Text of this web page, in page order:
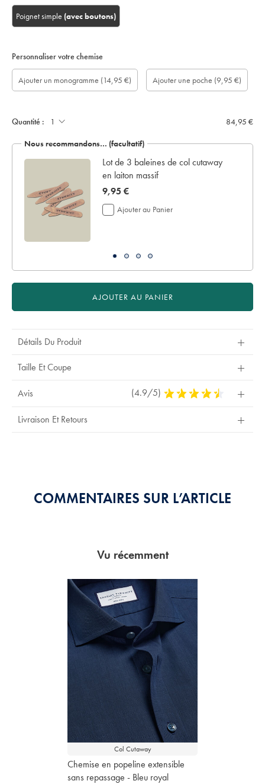
Poignet simple (avec boutons)
Personnaliser votre chemise
longueur
manche
Ajouter
écrin
Monogram
option:
Ajouter un monogramme (14,95 €)
Monogram
Colour:
Monogram
Font:
Monogram
Location:
Ajouter
une
poche:
Ajouter une poche (9,95 €)
Quantité : 84,95 €
Nous recommandons… (facultatif)
Lot de 3 baleines de col cutaway
en laiton massif
now
9,95
€
9,95 €
Ajouter au Panier
AJOUTER AU PANIER
Détails Du Produit
Taille Et Coupe
Avis (4.9/5) 4,9
Stars
Livraison Et Retours
COMMENTAIRES SUR L’ARTICLE
Vu récemment
Col Cutaway
Chemise en popeline extensible
sans repassage - Bleu royal